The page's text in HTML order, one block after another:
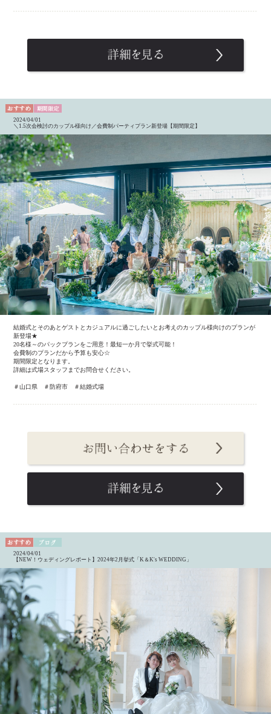
2024/04/01
＼1.5次会検討のカップル様向け／会費制パーティプラン新登場【期間限定】
結婚式とそのあとゲストとカジュアルに過ごしたいとお考えのカップル様向けのプランが
新登場★
20名様～のパックプランをご用意！最短一か月で挙式可能！
会費制のプランだから予算も安心☆
期間限定となります。
詳細は式場スタッフまでお問合せください。
＃山口県 ＃防府市 ＃結婚式場
2024/04/01
【NEW！ウェディングレポート】2024年2月挙式「K＆K's WEDDING」